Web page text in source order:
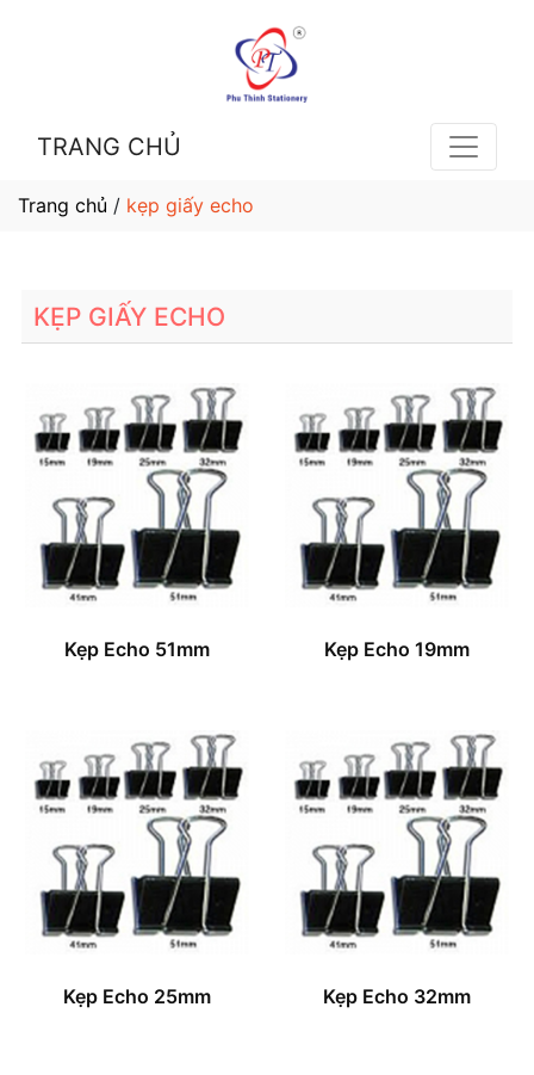
TRANG CHỦ
Trang chủ / kẹp giấy echo
KẸP GIẤY ECHO
Kẹp Echo 51mm Kẹp Echo 19mm
Kẹp Echo 25mm Kẹp Echo 32mm